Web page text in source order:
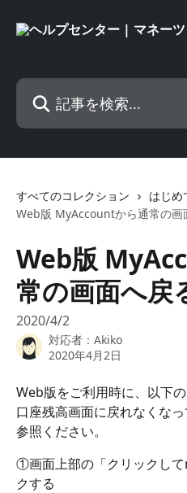
記事を検索...
すべてのコレクション
はじめ
Web版 MyAccountから通常の画
Web版
常の画面へ戻
2020/4/2
対応者： Akiko
2020年4月2日
Web版をご利用時に、以下
口座残高画面に戻れなくな
参照ください。
①画面上部の「クリックし
クする